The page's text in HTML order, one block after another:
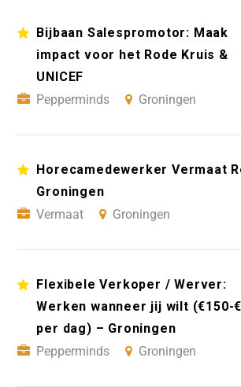
Bijbaan Salespromotor: Maak
impact voor het Rode Kruis &
UNICEF
Pepperminds
Groningen
Horecamedewerker Vermaat
Groningen
Vermaat
Groningen
Flexibele Verkoper / Werver:
Werken wanneer jij wilt (€150-
per dag) – Groningen
Pepperminds
Groningen